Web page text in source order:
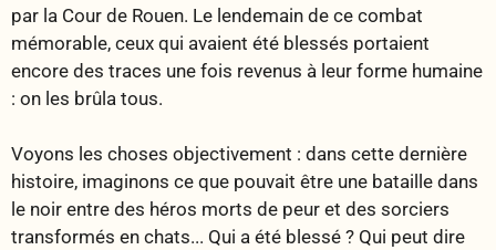
par la Cour de Rouen. Le lendemain de ce combat
mémorable, ceux qui avaient été blessés portaient
encore des traces une fois revenus à leur forme humaine
: on les brûla tous.
Voyons les choses objectivement : dans cette dernière
histoire, imaginons ce que pouvait être une bataille dans
le noir entre des héros morts de peur et des sorciers
transformés en chats... Qui a été blessé ? Qui peut dire